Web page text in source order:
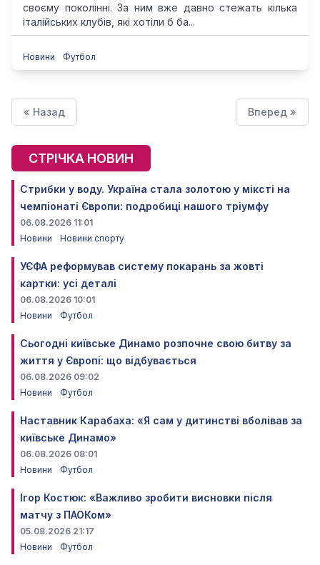
своєму поколінні. За ним вже давно стежать кілька
італійських клубів, які хотіли б ба...
Новини Футбол
« Назад Вперед »
СТРІЧКА НОВИН
Стрибки у воду. Україна стала золотою у міксті на
чемпіонаті Європи: подробиці нашого тріумфу
06.08.2026 11:01
Новини
Новини спорту
УЄФА реформував систему покарань за жовті
картки: усі деталі
06.08.2026 10:01
Новини
Футбол
Сьогодні київське Динамо розпочне свою битву за
життя у Європі: що відбувається
06.08.2026 09:02
Новини
Футбол
Наставник Карабаха: «Я сам у дитинстві вболівав за
київське Динамо»
06.08.2026 08:01
Новини
Футбол
Ігор Костюк: «Важливо зробити висновки після
матчу з ПАОКом»
05.08.2026 21:17
Новини
Футбол